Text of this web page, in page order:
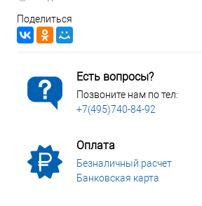
Поделиться
Есть вопросы?
Позвоните нам по тел:
+7(495)740-84-92
Оплата
Безналичный расчет
Банковская карта